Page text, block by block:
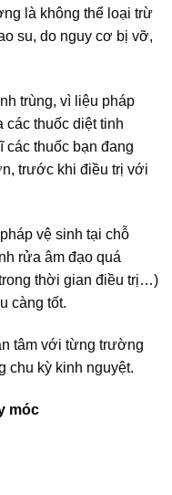
là không thể loại trừ
su, do nguy cơ bị vỡ,
trùng, vì liệu pháp
các thuốc diệt tinh
các thuốc bạn đang
trước khi điều trị với
vệ sinh tại chỗ
rửa âm đạo quá
thời gian điều trị…)
càng tốt.
tâm với từng trường
chu kỳ kinh nguyệt.
móc